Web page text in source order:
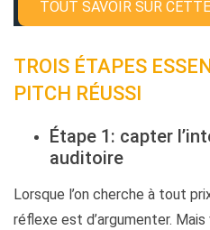
TOUT SAVOIR SUR
TROIS ÉTAPES
PITCH RÉUSSI
Étape 1: capter
auditoire
Lorsque l’on cherche à tout
réflexe est d’argumenter.